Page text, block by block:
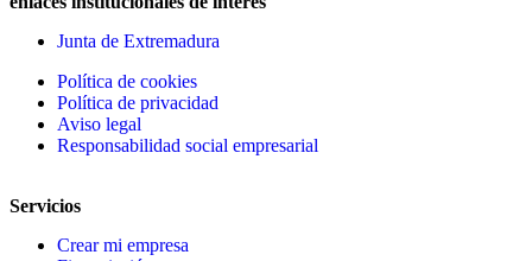
Junta de Extremadura
Política de cookies
Política de privacidad
Aviso legal
Responsabilidad social empresarial
Servicios
Crear mi empresa